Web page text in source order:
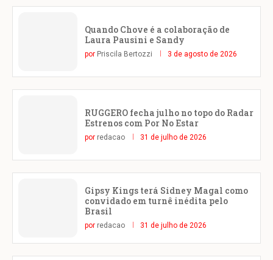
Quando Chove é a colaboração de
Laura Pausini e Sandy
por Priscila Bertozzi 3 de agosto de 2026
RUGGERO fecha julho no topo do Radar
Estrenos com Por No Estar
por redacao 31 de julho de 2026
Gipsy Kings terá Sidney Magal como
convidado em turnê inédita pelo
Brasil
por redacao 31 de julho de 2026